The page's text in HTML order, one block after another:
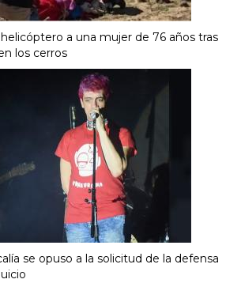
a una mujer de 76 años tras
los cerros
se opuso a la solicitud de la defensa